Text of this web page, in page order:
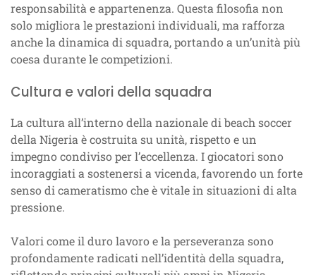
responsabilità e appartenenza. Questa filosofia non
solo migliora le prestazioni individuali, ma rafforza
anche la dinamica di squadra, portando a un’unità più
coesa durante le competizioni.
Cultura e valori della squadra
La cultura all’interno della nazionale di beach soccer
della Nigeria è costruita su unità, rispetto e un
impegno condiviso per l’eccellenza. I giocatori sono
incoraggiati a sostenersi a vicenda, favorendo un forte
senso di cameratismo che è vitale in situazioni di alta
pressione.
Valori come il duro lavoro e la perseveranza sono
profondamente radicati nell’identità della squadra,